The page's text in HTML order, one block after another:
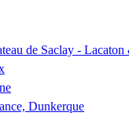
de Saclay -
Dunkerque